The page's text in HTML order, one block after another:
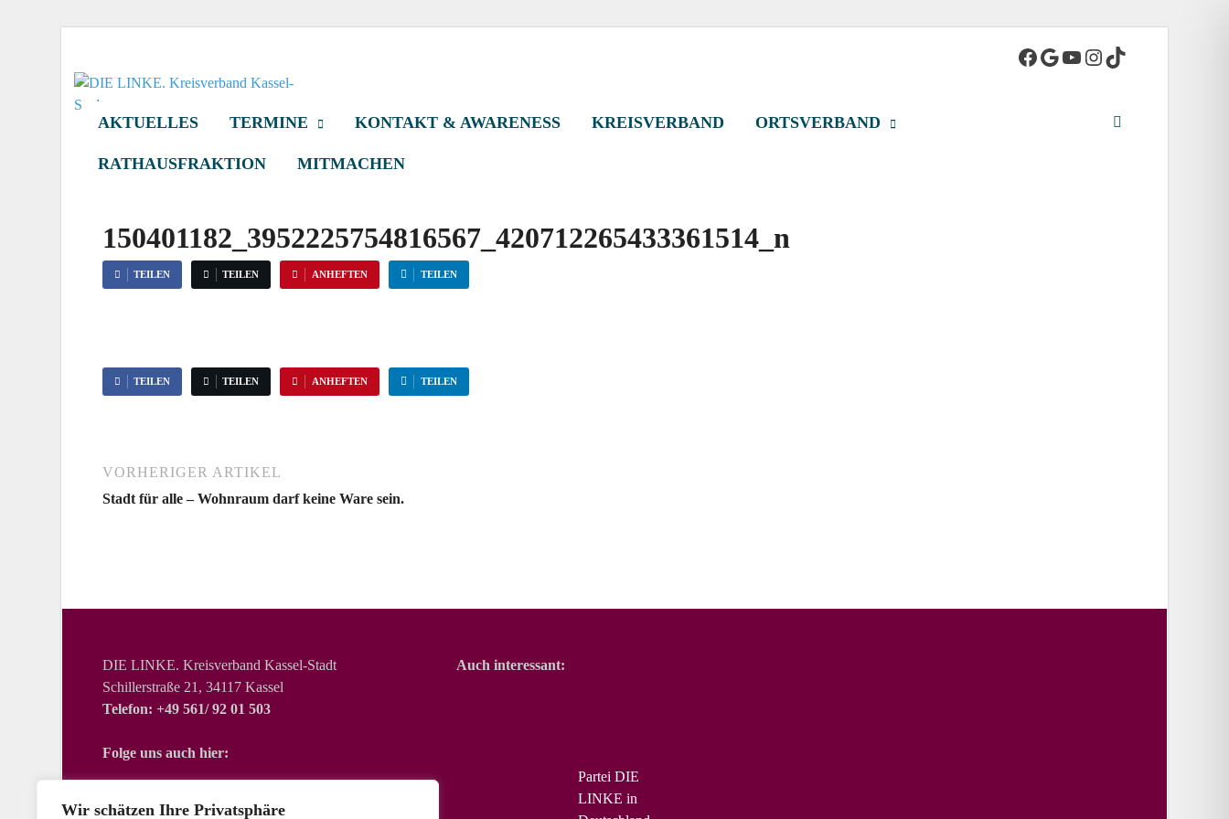
Wir schätzen Ihre Privatsphäre
DIE LINKE. Kreisverband Kassel-Stadt
Die Linke in Stadt-Kassel
AKTUELLES TERMINE KONTAKT & AWARENESS KREISVERBAND ORTSVERBAND
RATHAUSFRAKTION MITMACHEN
150401182_3952225754816567_420712265433361514_n
TEILEN TEILEN ANHEFTEN TEILEN
TEILEN TEILEN ANHEFTEN TEILEN
VORHERIGER ARTIKEL
Stadt für alle – Wohnraum darf keine Ware sein.
DIE LINKE. Kreisverband Kassel-Stadt
Schillerstraße 21, 34117 Kassel
Telefon: +49 561/ 92 01 503
Folge uns auch hier:
Auch interessant:
Partei DIE
LINKE in